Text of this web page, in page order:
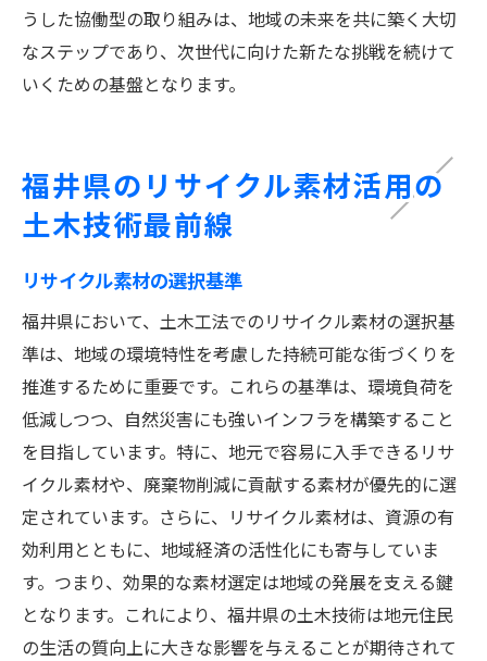
うした協働型の取り組みは、地域の未来を共に築く大切
なステップであり、次世代に向けた新たな挑戦を続けて
いくための基盤となります。
福井県のリサイクル素材活用の
土木技術最前線
リサイクル素材の選択基準
福井県において、土木工法でのリサイクル素材の選択基
準は、地域の環境特性を考慮した持続可能な街づくりを
推進するために重要です。これらの基準は、環境負荷を
低減しつつ、自然災害にも強いインフラを構築すること
を目指しています。特に、地元で容易に入手できるリサ
イクル素材や、廃棄物削減に貢献する素材が優先的に選
定されています。さらに、リサイクル素材は、資源の有
効利用とともに、地域経済の活性化にも寄与していま
す。つまり、効果的な素材選定は地域の発展を支える鍵
となります。これにより、福井県の土木技術は地元住民
の生活の質向上に大きな影響を与えることが期待されて